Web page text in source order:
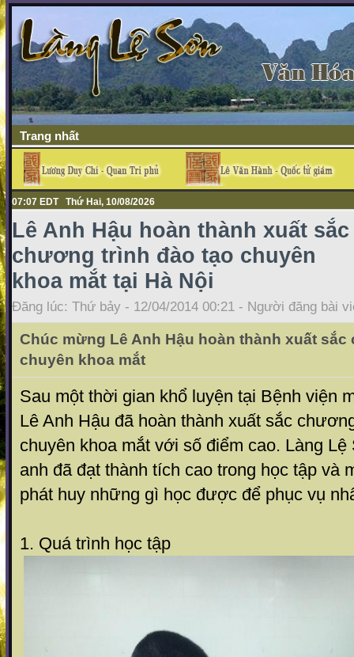
Trang nhất
07:07 EDT Thứ Hai, 10/08/2026
Lê Anh Hậu hoàn thành xuất sắc
chương trình đào tạo chuyên
khoa mắt tại Hà Nội
Đăng lúc: Thứ bảy - 12/04/2014 00:21 - Người đăng bài
Chúc mừng Lê Anh Hậu hoàn thành xuất
chuyên khoa mắt
Sau một thời gian khổ luyện tại Bệnh viện
Lê Anh Hậu đã hoàn thành xuất sắc
chuyên khoa mắt với số điểm cao. Làng
anh đã đạt thành tích cao trong học tập và
phát huy những gì học được để phục vụ
1. Quá trình học tập